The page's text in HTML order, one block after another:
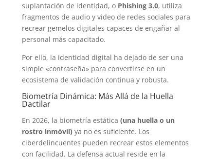
suplantación de identidad, o Phishing 3.0, utiliza
fragmentos de audio y video de redes sociales para
recrear gemelos digitales capaces de engañar al
personal más capacitado.
Por ello, la identidad digital ha dejado de ser una
simple «contraseña» para convertirse en un
ecosistema de validación continua y robusta.
Biometría Dinámica: Más Allá de la Huella
Dactilar
En 2026, la biometría estática (una huella o un
rostro inmóvil) ya no es suficiente. Los
ciberdelincuentes pueden recrear estos elementos
con facilidad. La defensa actual reside en la